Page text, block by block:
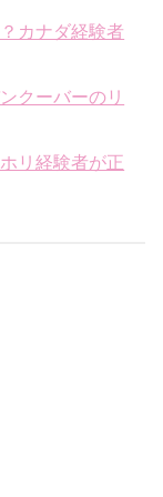
カナダ経験者
クーバーのリ
リ経験者が正